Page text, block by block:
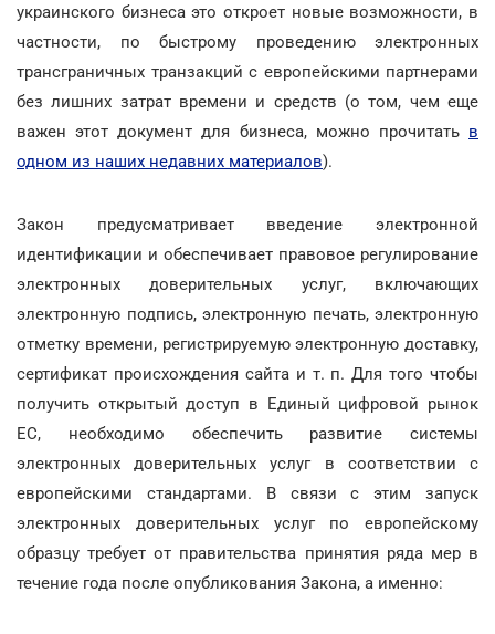
украинского бизнеса это откроет новые возможности, в
частности, по быстрому проведению электронных
трансграничных транзакций с европейскими партнерами
без лишних затрат времени и средств (о том, чем еще
важен этот документ для бизнеса, можно прочитать в
одном из наших недавних материалов).
Закон предусматривает введение электронной
идентификации и обеспечивает правовое регулирование
электронных доверительных услуг, включающих
электронную подпись, электронную печать, электронную
отметку времени, регистрируемую электронную доставку,
сертификат происхождения сайта и т. п. Для того чтобы
получить открытый доступ в Единый цифровой рынок
ЕС, необходимо обеспечить развитие системы
электронных доверительных услуг в соответствии с
европейскими стандартами. В связи с этим запуск
электронных доверительных услуг по европейскому
образцу требует от правительства принятия ряда мер в
течение года после опубликования Закона, а именно: